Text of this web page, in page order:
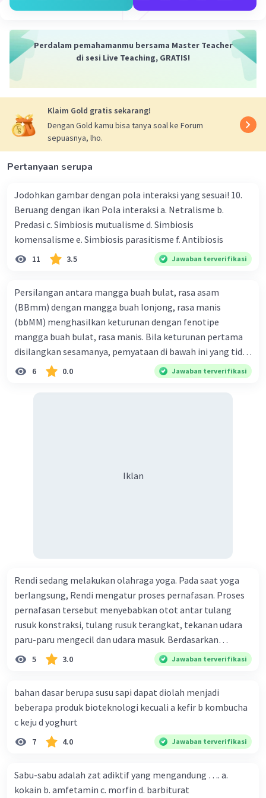
Perdalam pemahamanmu bersama Master Teacher
di sesi Live Teaching, GRATIS!
Klaim Gold gratis sekarang!
Dengan Gold kamu bisa tanya soal ke Forum
sepuasnya, lho.
Pertanyaan serupa
Jodohkan gambar dengan pola interaksi yang sesuai! 10.
Beruang dengan ikan Pola interaksi a. Netralisme b.
Predasi c. Simbiosis mutualisme d. Simbiosis
komensalisme e. Simbiosis parasitisme f. Antibiosis
11 3.5 Jawaban terverifikasi
Persilangan antara mangga buah bulat, rasa asam
(BBmm) dengan mangga buah lonjong, rasa manis
(bbMM) menghasilkan keturunan dengan fenotipe
mangga buah bulat, rasa manis. Bila keturunan pertama
disilangkan sesamanya, pemyataan di bawah ini yang tidak
benar mengenai keturunan yang dihasilkan dari
6 0.0 Jawaban terverifikasi
Iklan
Rendi sedang melakukan olahraga yoga. Pada saat yoga
berlangsung, Rendi mengatur proses pernafasan. Proses
pernafasan tersebut menyebabkan otot antar tulang
rusuk konstraksi, tulang rusuk terangkat, tekanan udara
paru-paru mengecil dan udara masuk. Berdasarkan
informasi tersebut, dapat disimpulkan bahwa Rendi
sedang melakukan proses pernafasan....
5 3.0 Jawaban terverifikasi
bahan dasar berupa susu sapi dapat diolah menjadi
beberapa produk bioteknologi kecuali a kefir b kombucha
c keju d yoghurt
7 4.0 Jawaban terverifikasi
Sabu-sabu adalah zat adiktif yang mengandung …. a.
kokain b. amfetamin c. morfin d. barbiturat